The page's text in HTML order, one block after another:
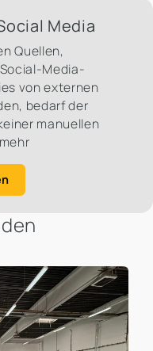
Media
Quellen,
Media-
von externen
bedarf der
manuellen